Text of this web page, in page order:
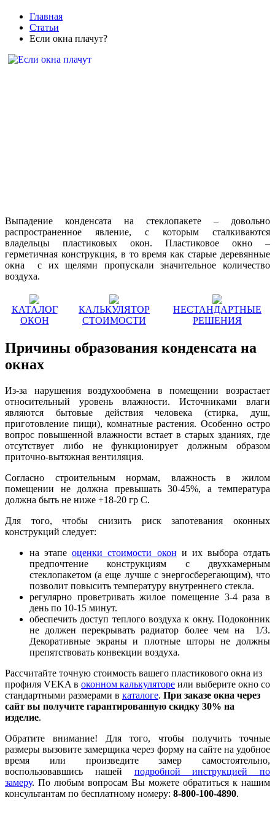
Главная
Статьи
Если окна плачут?
Выпадение конденсата на стеклопакете – довольно
распространенное явление, с которым сталкиваются
владельцы пластиковых окон. Пластиковое окно –
герметичная конструкция, в то время как старые деревянные
окна с их щелями пропускали значительное количество
воздуха.
КАТАЛОГ
ОКОН
КАЛЬКУЛЯТОР
СТОИМОСТИ
НЕСТАНДАРТНЫЕ
РЕШЕНИЯ
Причины образования конденсата на
окнах
Из-за нарушения воздухообмена в помещении возрастает
относительный уровень влажности. Источниками влаги
являются бытовые действия человека (стирка, душ,
приготовление пищи), комнатные растения. Особенно остро
вопрос повышенной влажности встает в старых зданиях, где
отсутствует либо не функционирует должным образом
приточно-вытяжная вентиляция.
Согласно строительным нормам, влажность в жилом
помещении не должна превышать 30-45%, а температура
должна быть не ниже +18-20 гр С.
Для того, чтобы снизить риск запотевания оконных
конструкций следует:
на этапеоценки стоимости окон и их выбора отдать
предпочтение конструкциям с двухкамерным
стеклопакетом (а еще лучше с энергосберегающим), что
позволит повысить температуру внутреннего стекла.
регулярно проветривать жилое помещение 3-4 раза в
день по 10-15 минут.
обеспечить доступ теплого воздуха к окну. Подоконник
не должен перекрывать радиатор более чем на 1/3.
Декоративные экраны и плотные шторы не должны
препятствовать конвекции воздуха.
Рассчитайте точную стоимость вашего пластикового окна из
профиля VEKA в оконном калькуляторе или выберите окно со
стандартными размерами в каталоге. При заказе окна через
сайт вы получите гарантированную скидку 30% на
изделие.
Обратите внимание! Для того, чтобы получить точные
размеры вызовите замерщика через форму на сайте на удобное
время или произведите замер самостоятельно,
воспользовавшись нашей подробной инструкцией по
замеру. По любым вопросам Вы можете обратиться к нашим
консультантам по бесплатному номеру: 8-800-100-4890.